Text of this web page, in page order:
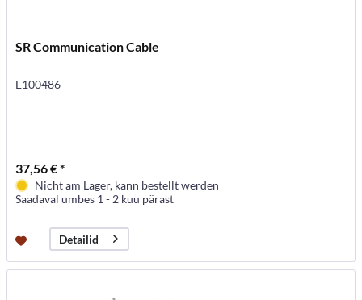
SR Communication Cable
E100486
37,56 € *
Nicht am Lager, kann bestellt werden
Saadaval umbes 1 - 2 kuu pärast
Detailid